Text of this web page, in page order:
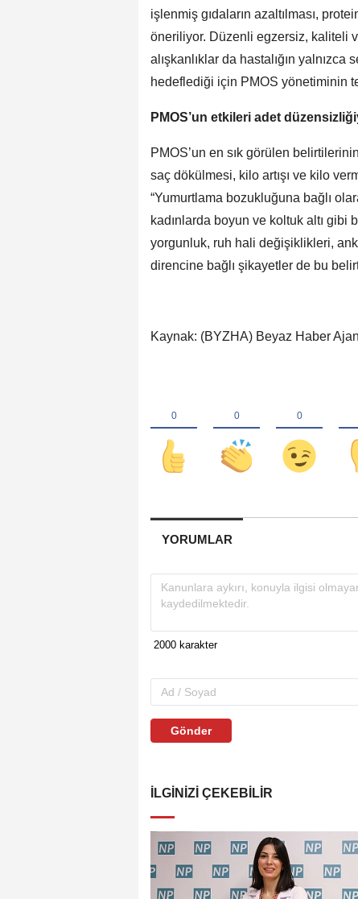
işlenmiş gıdaların azaltılması,
öneriliyor. Düzenli egzersiz, kaliteli
alışkanlıklar da hastalığın
hedeflediği için PMOS yönetiminin
PMOS’un etkileri adet
PMOS’un en sık görülen
saç dökülmesi, kilo artışı ve kilo
“Yumurtlama bozukluğuna bağlı
kadınlarda boyun ve koltuk altı gibi
yorgunluk, ruh hali değişiklikleri,
direncine bağlı şikayetler de bu
Kaynak: (BYZHA) Beyaz Haber
YORUMLAR
Gönder
İLGINIZI ÇEKEBILIR